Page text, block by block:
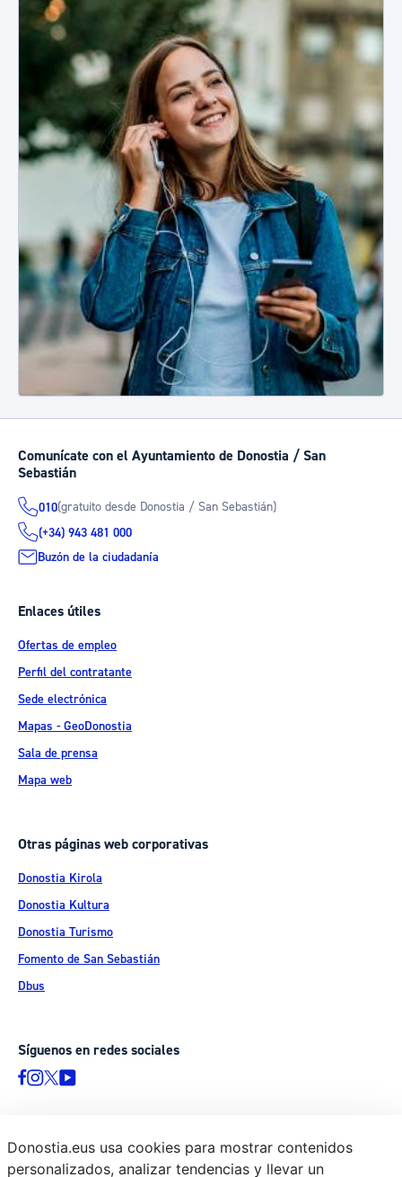
Comunícate con el Ayuntamiento de Donostia / San
Sebastián
010(gratuito desde Donostia / San Sebastián)
(+34) 943 481 000
Buzón de la ciudadanía
Enlaces útiles
Ofertas de empleo
Perfil del contratante
Sede electrónica
Mapas - GeoDonostia
Sala de prensa
Mapa web
Otras páginas web corporativas
Donostia Kirola
Donostia Kultura
Donostia Turismo
Fomento de San Sebastián
Dbus
Síguenos en redes sociales
© Donostiako Udala - Ayuntamiento de Donostia / San Sebastián
Donostia.eus usa cookies para mostrar contenidos
personalizados, analizar tendencias y llevar un